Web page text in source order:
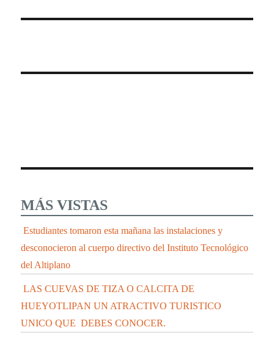
MÁS VISTAS
Estudiantes tomaron esta mañana las instalaciones y
desconocieron al cuerpo directivo del Instituto Tecnológico
del Altiplano
LAS CUEVAS DE TIZA O CALCITA DE
HUEYOTLIPAN UN ATRACTIVO TURISTICO
UNICO QUE DEBES CONOCER.